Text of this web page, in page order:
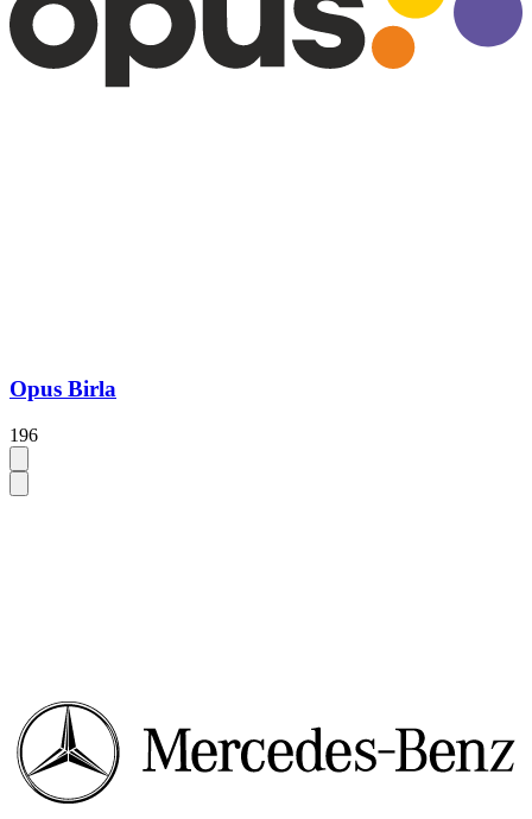
Opus Birla
196